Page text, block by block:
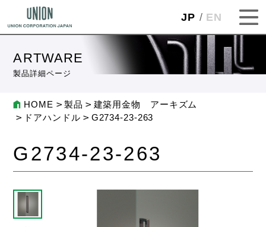
JP EN
ARTWARE
製品詳細ページ
HOME 製品
建築用金物 アーキズム
ドアハンドル
G2734-23-263
G2734-23-263